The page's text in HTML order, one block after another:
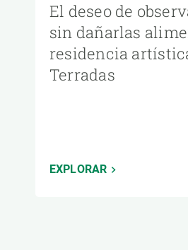
El deseo de
sin dañarlas
residencia
Terradas
EXPLORAR